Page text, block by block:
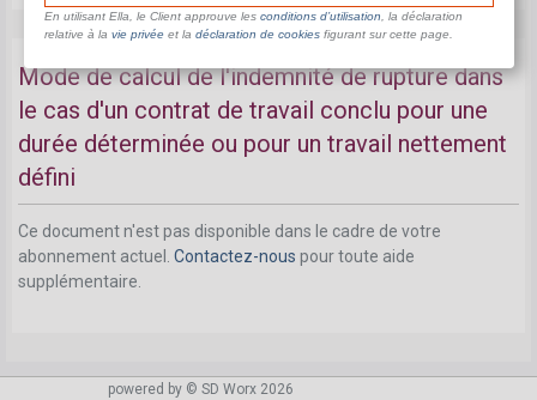
Mode de calcul de l'indemnité de rupture dans
le cas d'un contrat de travail conclu pour une
durée déterminée ou pour un travail nettement
défini
Ce document n'est pas disponible dans le cadre de votre
abonnement actuel. Contactez-nous pour toute aide
supplémentaire.
powered by © SD Worx 2026
En utilisant Ella, le Client approuve les conditions d’utilisation , la déclaration
relative à la vie privéeet la déclaration de cookiesfigurant sur cette page.